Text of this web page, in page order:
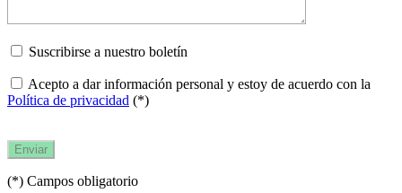
Suscribirse a nuestro boletín
Acepto a dar información personal y estoy de acuerdo con la
Política de privacidad (*)
(*) Campos obligatorio